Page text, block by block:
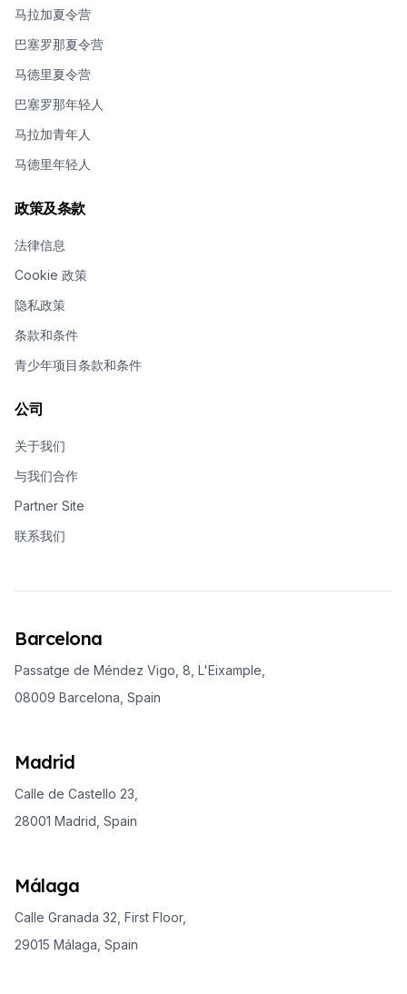
马拉加夏令营
巴塞罗那夏令营
马德里夏令营
巴塞罗那年轻人
马拉加青年人
马德里年轻人
政策及条款
法律信息
Cookie 政策
隐私政策
条款和条件
青少年项目条款和条件
公司
关于我们
与我们合作
Partner Site
联系我们
Barcelona
Passatge de Méndez Vigo, 8, L'Eixample,
08009 Barcelona, Spain
Madrid
Calle de Castello 23,
28001 Madrid, Spain
Málaga
Calle Granada 32, First Floor,
29015 Málaga, Spain